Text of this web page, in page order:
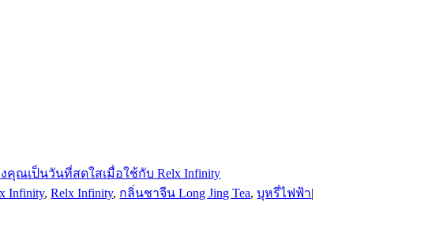
Infinity,Relx Infinity, กลิ่นชาจีน Long Jing Tea,บุหรี่ไฟฟ้า|